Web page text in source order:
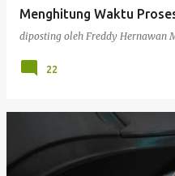
Menghitung Waktu
diposting oleh Freddy Hernawan
22